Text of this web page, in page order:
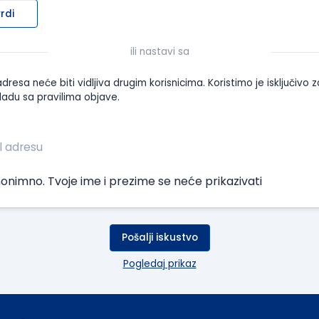
ili nastavi sa
neće biti vidljiva drugim korisnicima. Koristimo je isključivo
sa pravilima objave.
Tvoje ime i prezime se neće prikazivati
Pošalji iskustvo
Pogledaj prikaz